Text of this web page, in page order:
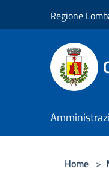
Regione
Home >